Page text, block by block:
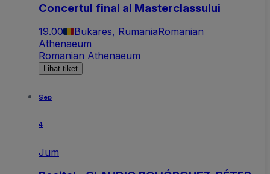
Concertul final al Masterclassului
19.00 Bukares, RumaniaRomanian
Athenaeum
Romanian Athenaeum
Lihat tiket
Sep
4
Jum